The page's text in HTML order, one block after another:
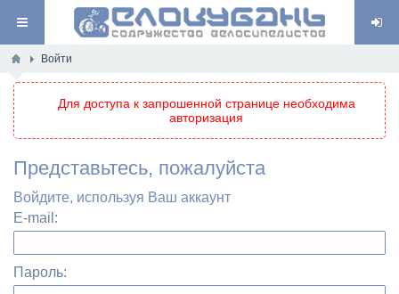
Войти
Для доступа к запрошенной странице необходима
авторизация
Представьтесь, пожалуйста
Войдите, используя Ваш аккаунт
E-mail:
Пароль: